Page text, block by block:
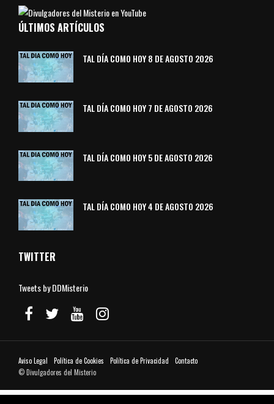
ÚLTIMOS ARTÍCULOS
TAL DÍA COMO HOY 8 DE AGOSTO 2026
TAL DÍA COMO HOY 7 DE AGOSTO 2026
TAL DÍA COMO HOY 5 DE AGOSTO 2026
TAL DÍA COMO HOY 4 DE AGOSTO 2026
TWITTER
Tweets by DDMisterio
Aviso Legal Política de Cookies Política de Privacidad
Contacto
© Divulgadores del Misterio